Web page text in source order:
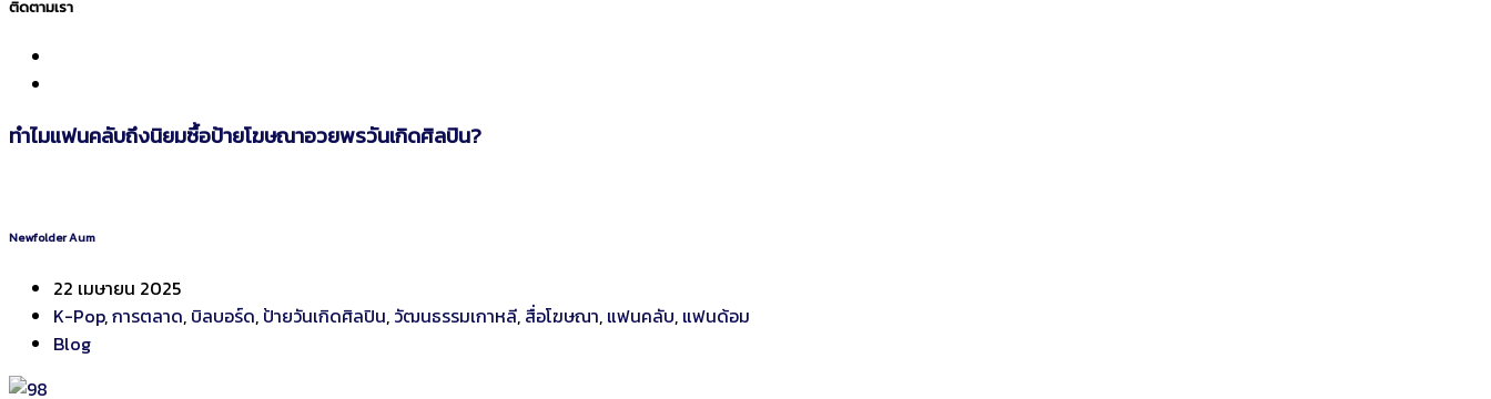
ติดตามเรา
ทำไมแฟนคลับถึงนิยมซื้อป้ายโฆษณาอวยพรวันเกิดศิลปิน?
Newfolder Aum
22 เมษายน 2025
K-Pop,การตลาด, บิลบอร์ด, ป้ายวันเกิดศิลปิน, วัฒนธรรมเกาหลี, สื่อโฆษณา, แฟนคลับ, แฟนด้อม
Blog